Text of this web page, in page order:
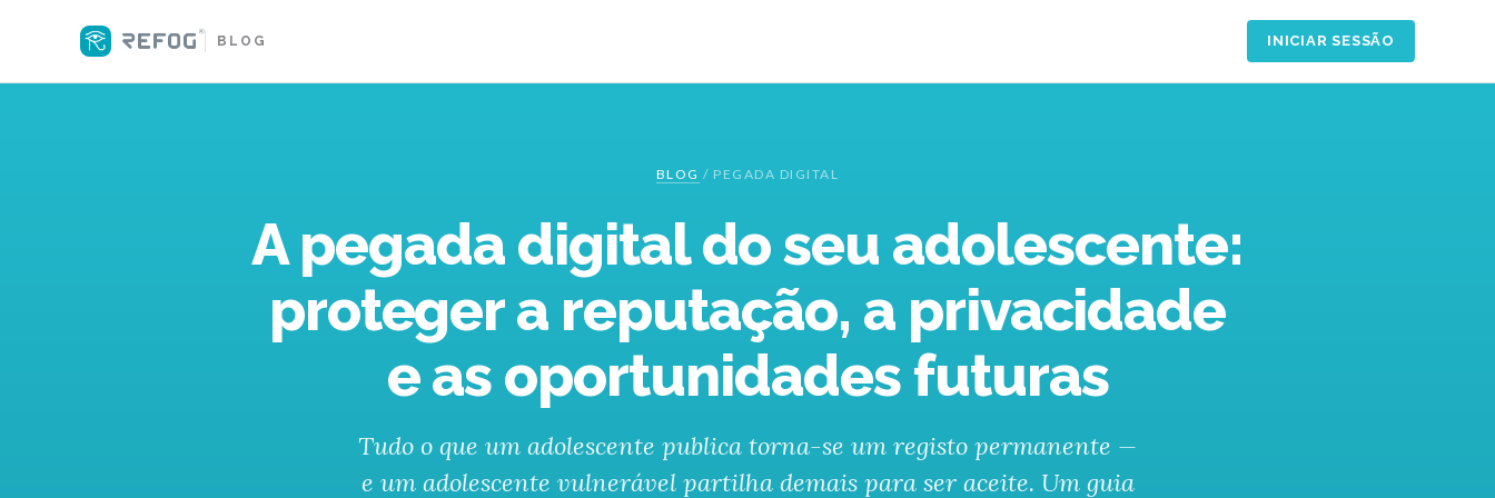
BLOG INICIAR SESSÃO
BLOG / PEGADA DIGITAL
A pegada digital do seu adolescente:
proteger a reputação, a privacidade
e as oportunidades futuras
Tudo o que um adolescente publica torna-se um registo permanente —
e um adolescente vulnerável partilha demais para ser aceite. Um guia